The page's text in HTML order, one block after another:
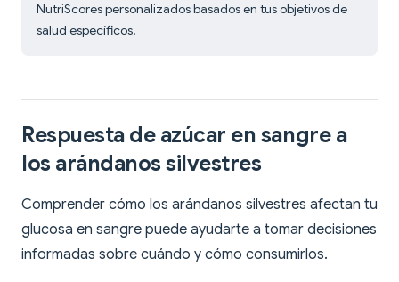
NutriScores personalizados basados en tus objetivos de
salud específicos!
Respuesta de azúcar en sangre a
los arándanos silvestres
Comprender cómo los arándanos silvestres afectan tu
glucosa en sangre puede ayudarte a tomar decisiones
informadas sobre cuándo y cómo consumirlos.